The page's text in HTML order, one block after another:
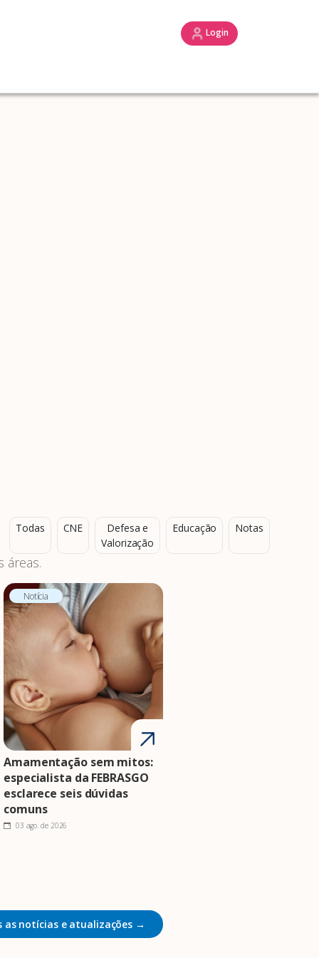
Login
Todas CNE
Defesa e
Valorização
Educação Notas
áreas.
Notícia
Amamentação sem mitos:
especialista da FEBRASGO
esclarece seis dúvidas
comuns
03 ago. de 2026
as notícias e atualizações →